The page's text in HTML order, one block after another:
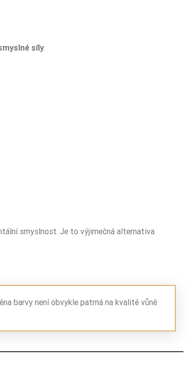
síly
smyslnost. Je to výjimečná alternativa
barvy není obvykle patrná na kvalitě vůně